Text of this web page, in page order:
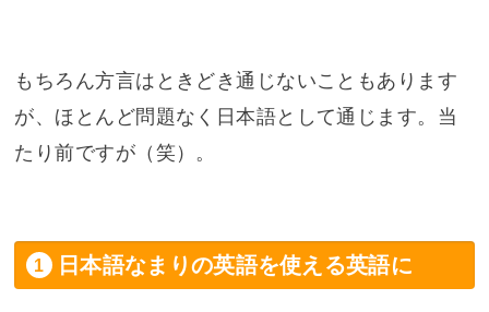
もちろん方言はときどき通じないこともあります
が、ほとんど問題なく日本語として通じます。当
たり前ですが（笑）。
日本語なまりの英語を使える英語に